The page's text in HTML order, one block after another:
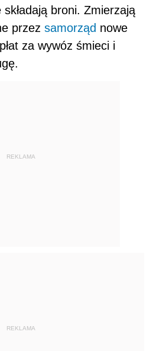
broni. Zmierzają
przez samorząd nowe
za wywóz śmieci i
REKLAMA
REKLAMA